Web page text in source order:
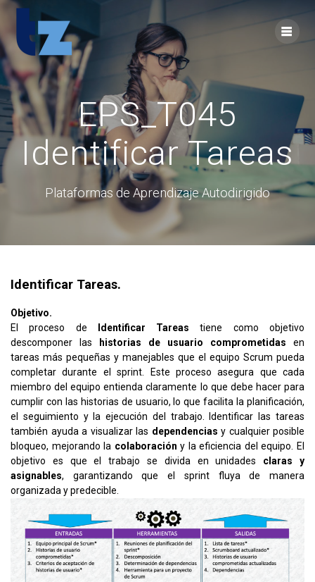
to
content
EPS_T045
Identificar Tareas
Plataformas de Aprendizaje Autodirigido
Identificar Tareas.
Objetivo.
El proceso de Identificar Tareas tiene como objetivo
descomponer las historias de usuario comprometidas en
tareas más pequeñas y manejables que el equipo Scrum pueda
completar durante el sprint. Este proceso asegura que cada
miembro del equipo entienda claramente lo que debe hacer para
cumplir con las historias de usuario, lo que facilita la planificación,
el seguimiento y la ejecución del trabajo. Identificar las tareas
también ayuda a visualizar las dependencias y cualquier posible
bloqueo, mejorando la colaboración y la eficiencia del equipo. El
objetivo es que el trabajo se divida en unidades claras y
asignables, garantizando que el sprint fluya de manera
organizada y predecible.